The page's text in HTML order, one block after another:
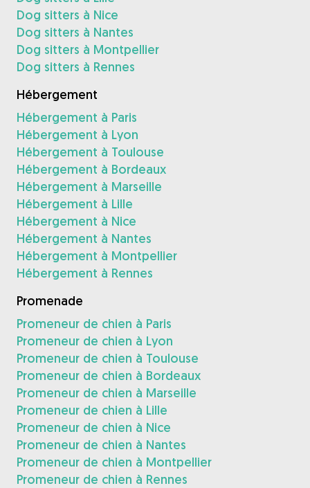
Dog sitters à Nice
Dog sitters à Nantes
Dog sitters à Montpellier
Dog sitters à Rennes
Hébergement
Hébergement à Paris
Hébergement à Lyon
Hébergement à Toulouse
Hébergement à Bordeaux
Hébergement à Marseille
Hébergement à Lille
Hébergement à Nice
Hébergement à Nantes
Hébergement à Montpellier
Hébergement à Rennes
Promenade
Promeneur de chien à Paris
Promeneur de chien à Lyon
Promeneur de chien à Toulouse
Promeneur de chien à Bordeaux
Promeneur de chien à Marseille
Promeneur de chien à Lille
Promeneur de chien à Nice
Promeneur de chien à Nantes
Promeneur de chien à Montpellier
Promeneur de chien à Rennes